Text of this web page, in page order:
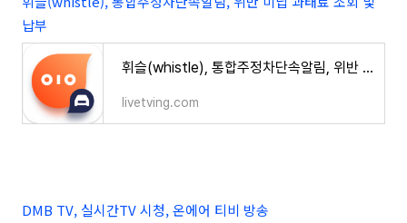
납부
휘슬(whistle), 통합주정차단속알림, 위반 미납 과태료 조회 및 납부
livetving.com
DMB TV, 실시간TV 시청, 온에어 티비 방송